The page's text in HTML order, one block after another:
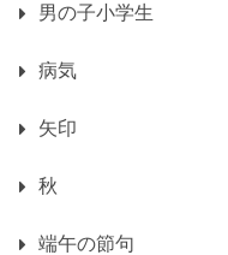
男の子小学生
病気
矢印
秋
端午の節句